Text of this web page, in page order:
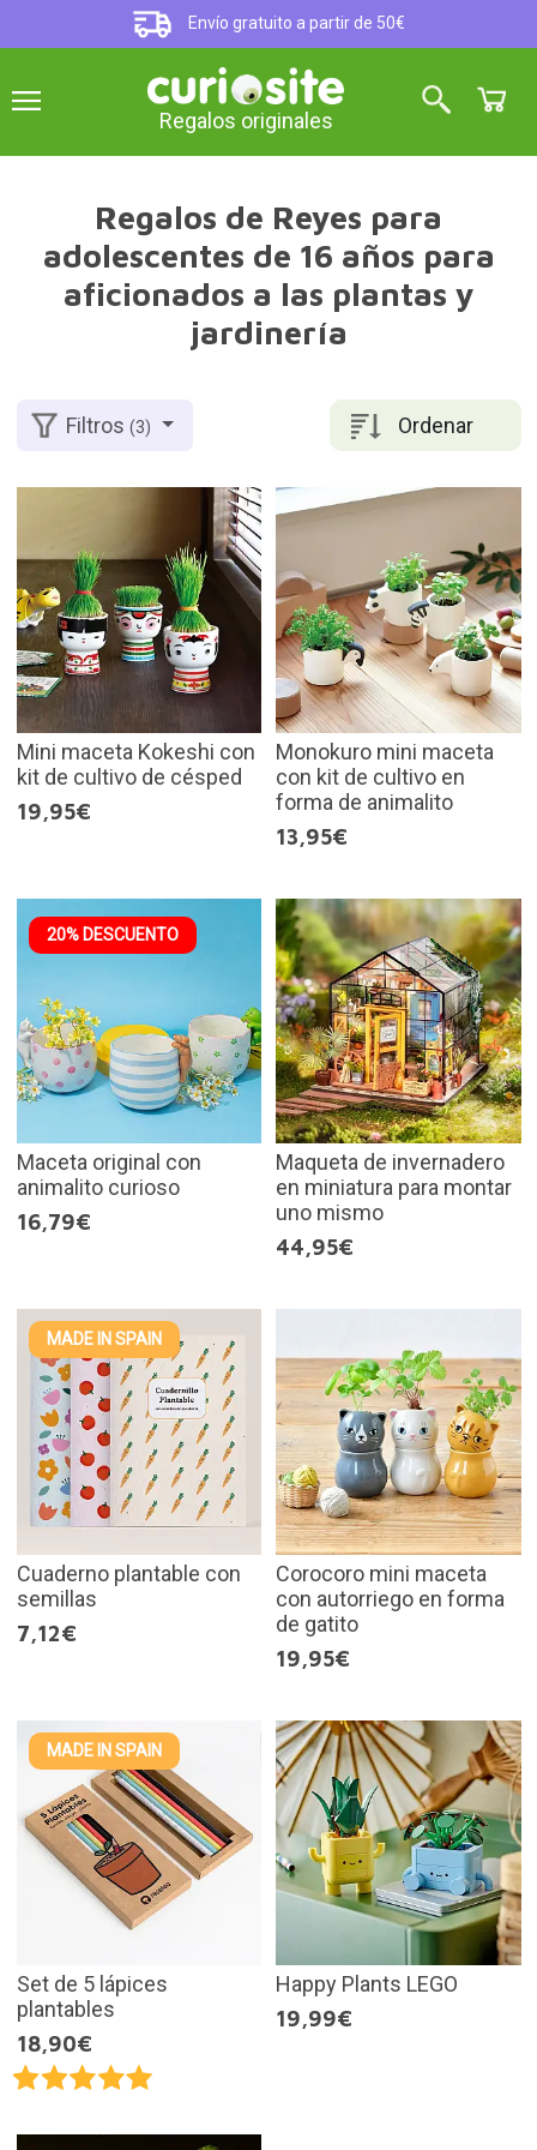
Envío gratuito a partir de 50€
Regalos originales
Regalos de Reyes para
adolescentes de 16 años para
aficionados a las plantas y
jardinería
Ordenar
Filtros(3)
Mini maceta Kokeshi con
kit de cultivo de césped
19,95€
Monokuro mini maceta
con kit de cultivo en
forma de animalito
13,95€
20% DESCUENTO
Maceta original con
animalito curioso
16,79€
Maqueta de invernadero
en miniatura para montar
uno mismo
44,95€
MADE IN SPAIN
Cuaderno plantable con
semillas
7,12€
Corocoro mini maceta
con autorriego en forma
de gatito
19,95€
MADE IN SPAIN
Set de 5 lápices
plantables
18,90€
Happy Plants LEGO
19,99€